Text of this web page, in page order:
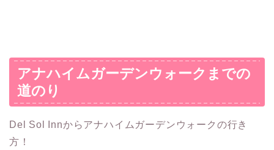
アナハイムガーデンウォークまでの
道のり
Del Sol Innからアナハイムガーデンウォークの行き
方！